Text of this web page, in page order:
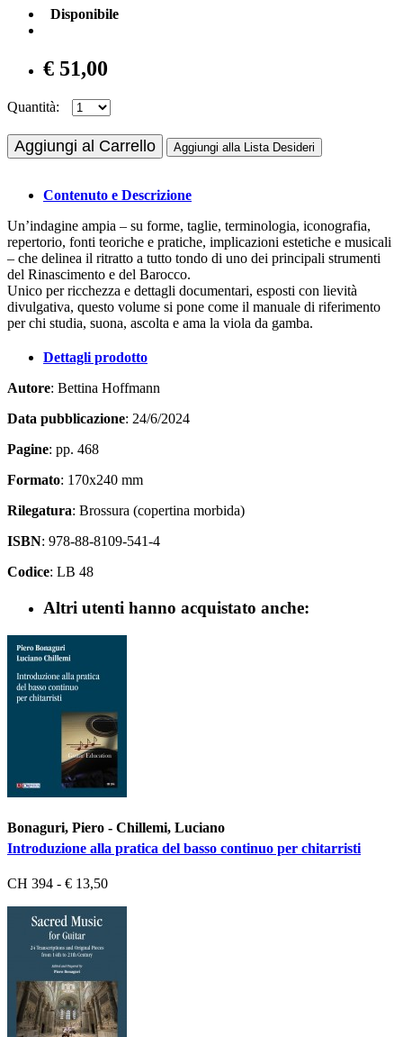
Disponibile
€ 51,00
Quantità:
Aggiungi al Carrello Aggiungi alla Lista Desideri
Contenuto e Descrizione
Un’indagine ampia – su forme, taglie, terminologia, iconografia,
repertorio, fonti teoriche e pratiche, implicazioni estetiche e musicali
– che delinea il ritratto a tutto tondo di uno dei principali strumenti
del Rinascimento e del Barocco.
Unico per ricchezza e dettagli documentari, esposti con lievità
divulgativa, questo volume si pone come il manuale di riferimento
per chi studia, suona, ascolta e ama la viola da gamba.
Dettagli prodotto
Autore: Bettina Hoffmann
Data pubblicazione: 24/6/2024
Pagine: pp. 468
Formato: 170x240 mm
Rilegatura: Brossura (copertina morbida)
ISBN: 978-88-8109-541-4
Codice: LB 48
Altri utenti hanno acquistato anche:
Bonaguri, Piero - Chillemi, Luciano
Introduzione alla pratica del basso continuo per chitarristi
CH 394 - € 13,50